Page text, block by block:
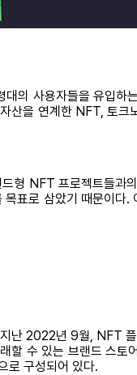
의 사용자들을 유입
을 연계한 NFT, 토
형 NFT 프로젝트들
로 삼았기 때문이
난 2022년 9월, NFT
수 있는 브랜드 스
로 구성되어 있다.